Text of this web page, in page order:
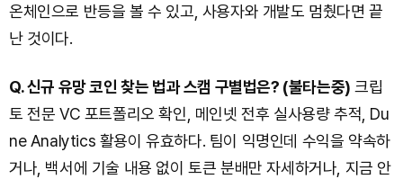
온체인으로 반등을 볼 수 있고, 사용자와 개발도 멈췄다면 끝
난 것이다.
Q. 신규 유망 코인 찾는 법과 스캠 구별법은? (불타는중) 크립
토 전문 VC 포트폴리오 확인, 메인넷 전후 실사용량 추적, Du
ne Analytics 활용이 유효하다. 팀이 익명인데 수익을 약속하
거나, 백서에 기술 내용 없이 토큰 분배만 자세하거나, 지금 안